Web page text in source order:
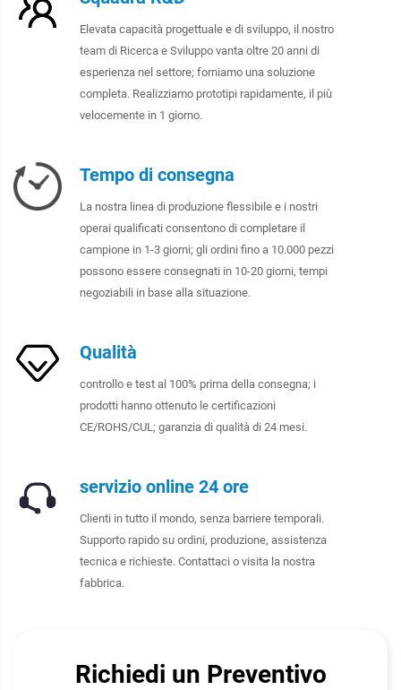
Elevata capacità progettuale e di sviluppo, il nostro
team di Ricerca e Sviluppo vanta oltre 20 anni di
esperienza nel settore; forniamo una soluzione
completa. Realizziamo prototipi rapidamente, il più
velocemente in 1 giorno.
Tempo di consegna
La nostra linea di produzione flessibile e i nostri
operai qualificati consentono di completare il
campione in 1-3 giorni; gli ordini fino a 10.000 pezzi
possono essere consegnati in 10-20 giorni, tempi
negoziabili in base alla situazione.
Qualità
controllo e test al 100% prima della consegna; i
prodotti hanno ottenuto le certificazioni
CE/ROHS/CUL; garanzia di qualità di 24 mesi.
servizio online 24 ore
Clienti in tutto il mondo, senza barriere temporali.
Supporto rapido su ordini, produzione, assistenza
tecnica e richieste. Contattaci o visita la nostra
fabbrica.
Richiedi un Preventivo